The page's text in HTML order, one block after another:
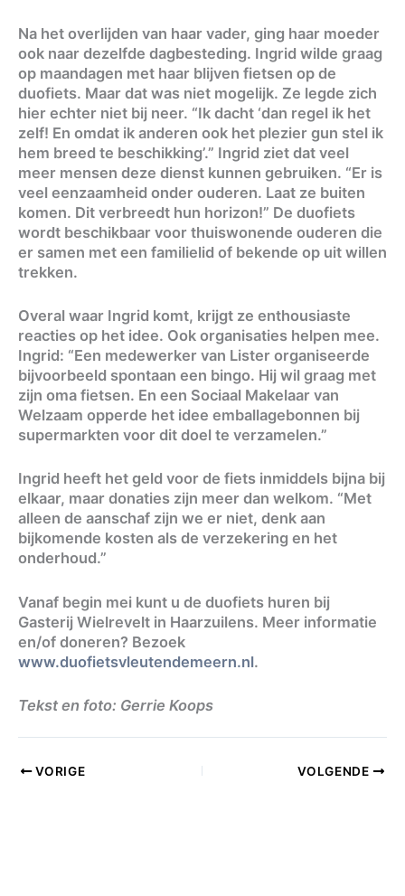
Na het overlijden van haar vader, ging haar moeder
ook naar dezelfde dagbesteding. Ingrid wilde graag
op maandagen met haar blijven fietsen op de
duofiets. Maar dat was niet mogelijk. Ze legde zich
hier echter niet bij neer. “Ik dacht ‘dan regel ik het
zelf! En omdat ik anderen ook het plezier gun stel ik
hem breed te beschikking’.” Ingrid ziet dat veel
meer mensen deze dienst kunnen gebruiken. “Er is
veel eenzaamheid onder ouderen. Laat ze buiten
komen. Dit verbreedt hun horizon!” De duofiets
wordt beschikbaar voor thuiswonende ouderen die
er samen met een familielid of bekende op uit willen
trekken.
Overal waar Ingrid komt, krijgt ze enthousiaste
reacties op het idee. Ook organisaties helpen mee.
Ingrid: “Een medewerker van Lister organiseerde
bijvoorbeeld spontaan een bingo. Hij wil graag met
zijn oma fietsen. En een Sociaal Makelaar van
Welzaam opperde het idee emballagebonnen bij
supermarkten voor dit doel te verzamelen.”
Ingrid heeft het geld voor de fiets inmiddels bijna bij
elkaar, maar donaties zijn meer dan welkom. “Met
alleen de aanschaf zijn we er niet, denk aan
bijkomende kosten als de verzekering en het
onderhoud.”
Vanaf begin mei kunt u de duofiets huren bij
Gasterij Wielrevelt in Haarzuilens. Meer informatie
en/of doneren? Bezoek
www.duofietsvleutendemeern.nl.
Tekst en foto: Gerrie Koops
VORIGE VOLGENDE